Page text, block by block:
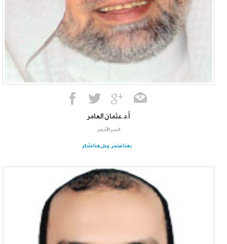
أ.د.عثمان العامر
الحبر الأخضر
بهذا نفتخر.. وعلى هذا نشكر